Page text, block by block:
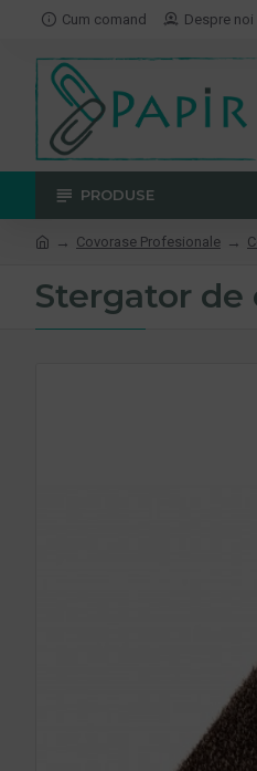
Cum comand Despre noi
PRODUSE
Covorase Profesionale
Stergator de